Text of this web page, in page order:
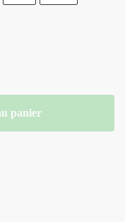
panier